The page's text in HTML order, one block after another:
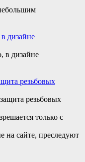
дизайне
в дизайне
резьбовых
резьбовых
только с
на сайте, преследуют